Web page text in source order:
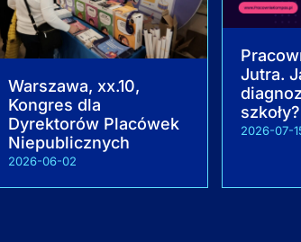
Warszawa, xx.10,
Kongres dla
Dyrektorów Placówek
Niepublicznych
2026-06-02
Jutra.
szkoły?
2026-07-